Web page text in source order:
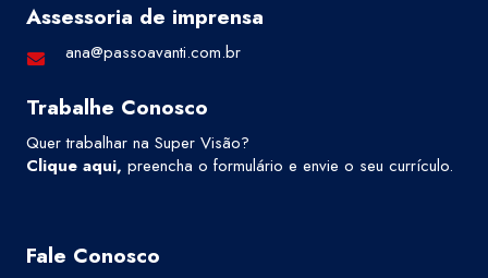
Assessoria de imprensa
ana@passoavanti.com.br
Trabalhe Conosco
Quer trabalhar na Super Visão?
Clique aqui, preencha o formulário e envie o seu currículo.
Fale Conosco